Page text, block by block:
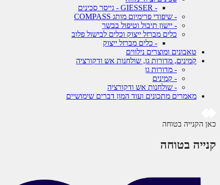
- GIESSER - גייסר סכינים
- שיפודי פרימיום מותג COMPASS
- יישון תיבול וטיפול בבשר
כלים מברזל ייצוק וכלים לבישול פלוב
- כלים מברזל ייצוק
טאבונים ומוצרים נילווים
קמינים, מדורות גן, שולחנות אש ודקורציה
- מדורות גן
- קמינים
- שולחנות אש ודקורציה
מאמרים מתכונים ועוד המון דברים שימושיים
כאן הקנייה בטוחה
קנייה בטוחה